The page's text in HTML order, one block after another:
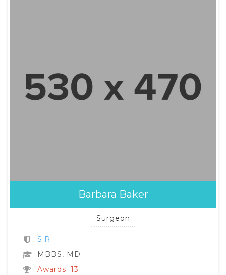
Barbara Baker
Surgeon
S.R.
MBBS, MD
Awards: 13